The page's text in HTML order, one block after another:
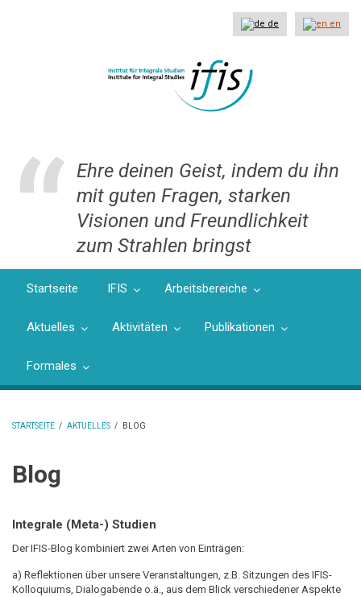
en
de
Ehre deinen Geist, indem du ihn
mit guten Fragen, starken
Visionen und Freundlichkeit
zum Strahlen bringst
Startseite IFIS Arbeitsbereiche
Aktuelles Aktivitäten Publikationen
Formales
STARTSEITE / AKTUELLES / BLOG
Blog
Integrale (Meta-) Studien
Der IFIS-Blog kombiniert zwei Arten von Einträgen:
a) Reflektionen über unsere Veranstaltungen, z.B. Sitzungen des IFIS-
Kolloquiums, Dialogabende o.ä., aus dem Blick verschiedener Aspekte